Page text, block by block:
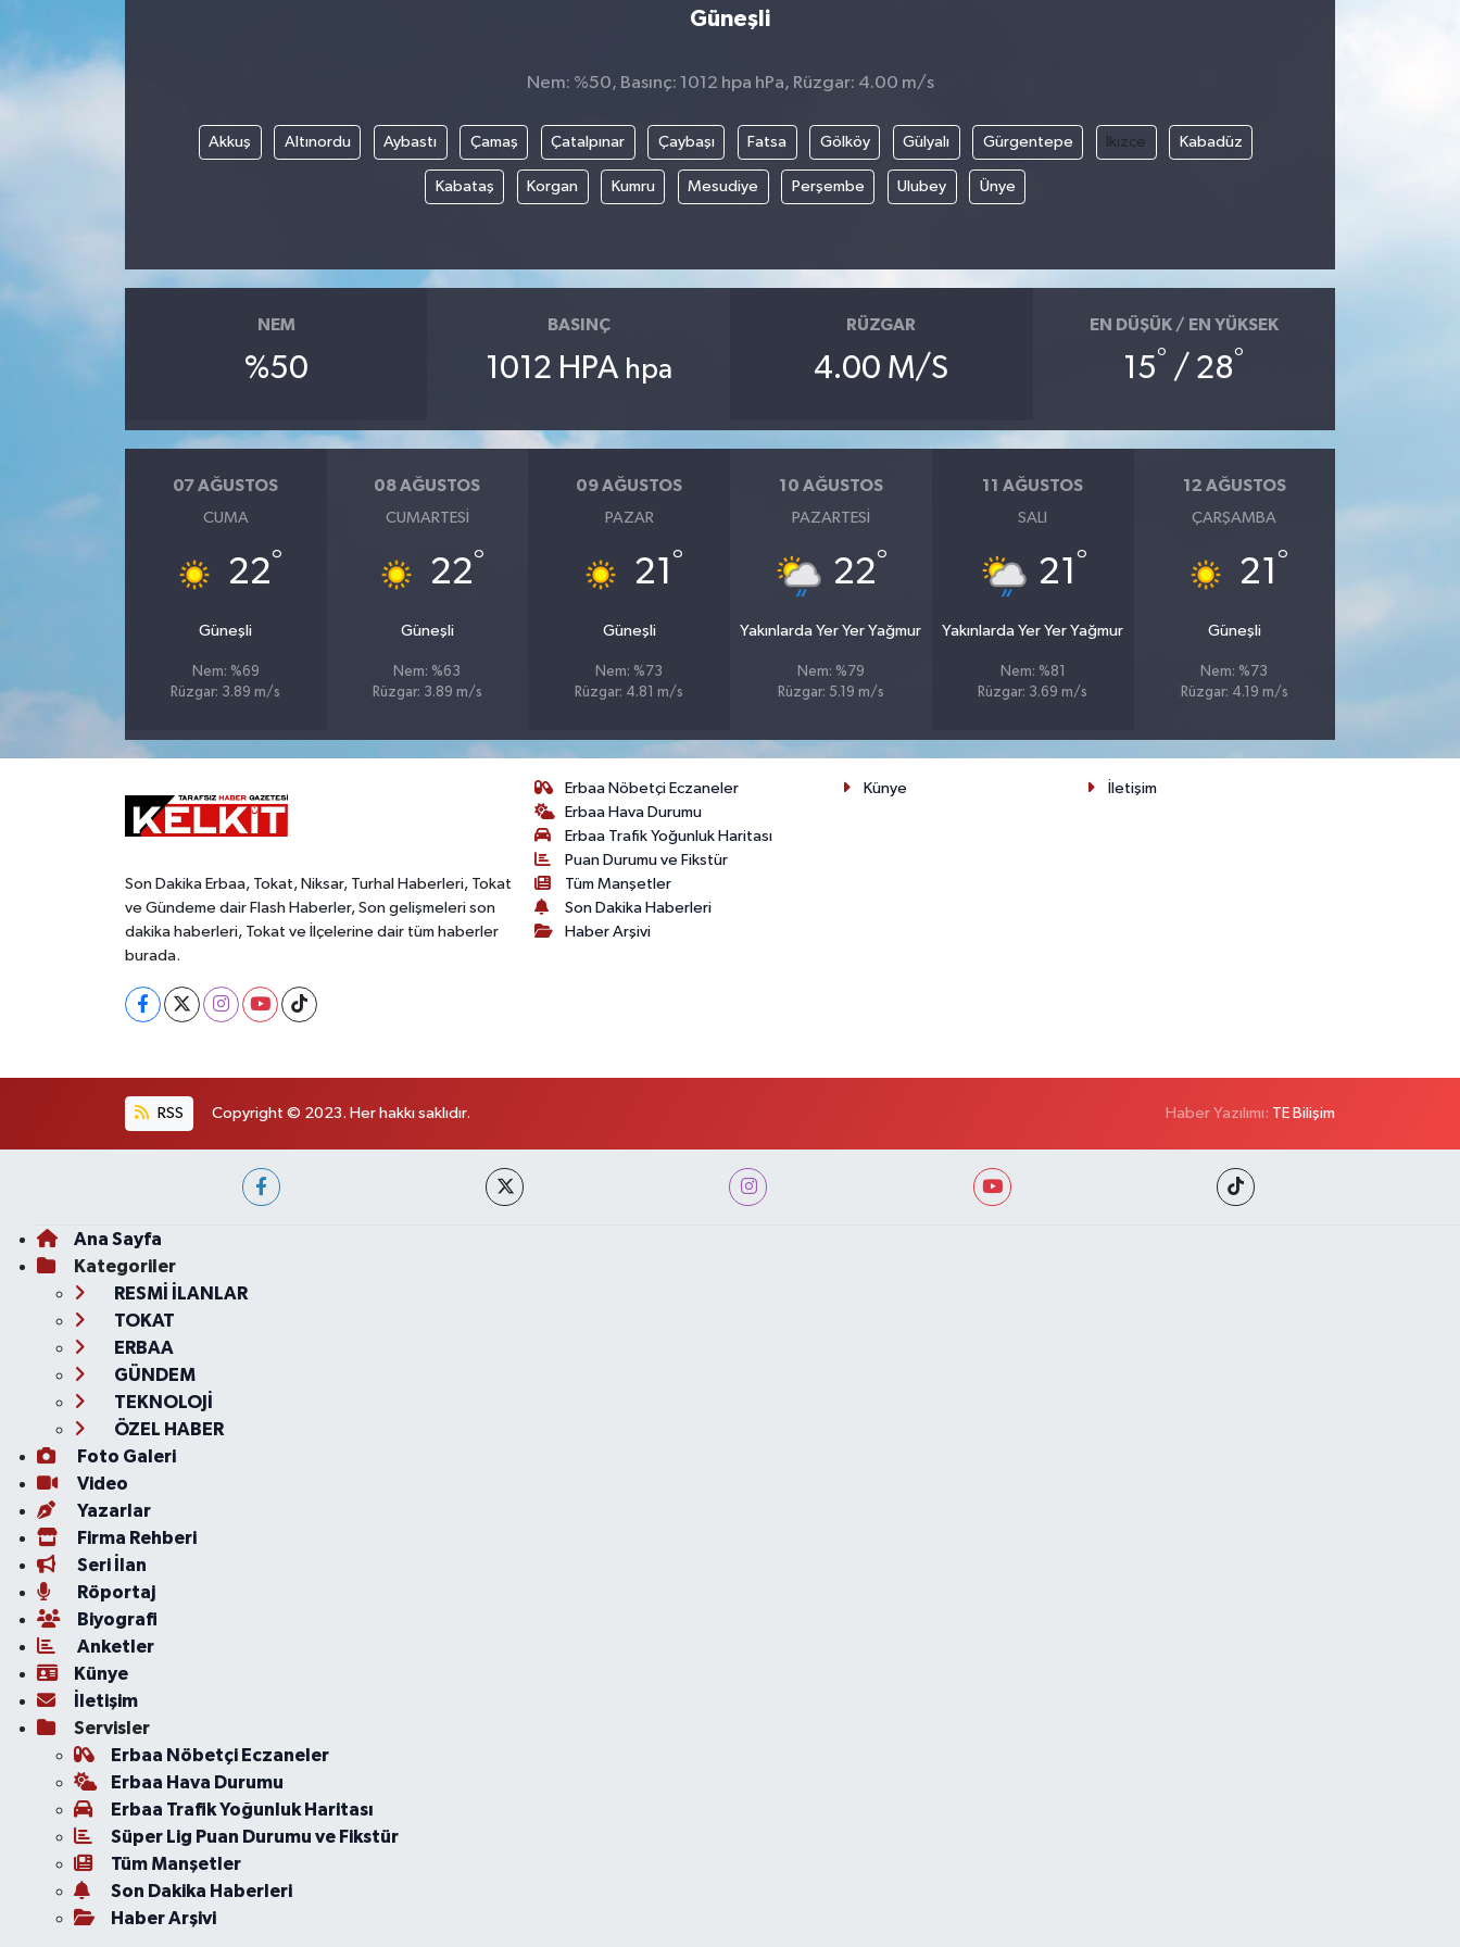
Güneşli
Nem: %50, Basınç: 1012 hpa hPa, Rüzgar: 4.00 m/s
Akkuş Altınordu Aybastı Çamaş Çatalpınar Çaybaşı Fatsa Gölköy Gülyalı Gürgentepe İkizce Kabadüz
Kabataş Korgan Kumru Mesudiye Perşembe Ulubey Ünye
NEM
%50
BASINÇ
1012 HPA hpa
RÜZGAR
4.00 M/S
EN DÜŞÜK / EN YÜKSEK
15° / 28°
07 AĞUSTOS
CUMA
22°
Güneşli
Nem: %69
Rüzgar: 3.89 m/s
08 AĞUSTOS
CUMARTESI
22°
Güneşli
Nem: %63
Rüzgar: 3.89 m/s
09 AĞUSTOS
PAZAR
21 °
Güneşli
Nem: %73
Rüzgar: 4.81 m/s
10 AĞUSTOS
PAZARTESI
22°
Yakınlarda Yer Yer Yağmur
Nem: %79
Rüzgar: 5.19 m/s
11 AĞUSTOS
SALI
21 °
Yakınlarda Yer Yer Yağmur
Nem: %81
Rüzgar: 3.69 m/s
12 AĞUSTOS
ÇARŞAMBA
21 °
Güneşli
Nem: %73
Rüzgar: 4.19 m/s
Son Dakika Erbaa, Tokat, Niksar, Turhal Haberleri, Tokat
ve Gündeme dair Flash Haberler, Son gelişmeleri son
dakika haberleri, Tokat ve İlçelerine dair tüm haberler
burada.
Erbaa Nöbetçi Eczaneler
Erbaa Hava Durumu
Erbaa Trafik Yoğunluk Haritası
Puan Durumu ve Fikstür
Tüm Manşetler
Son Dakika Haberleri
Haber Arşivi
Künye İletişim
RSS Copyright © 2023. Her hakkı saklıdır. Haber Yazılımı: TE Bilişim
Ana Sayfa
Kategoriler
RESMİ İLANLAR
TOKAT
ERBAA
GÜNDEM
TEKNOLOJİ
ÖZEL HABER
Foto Galeri
Video
Yazarlar
Firma Rehberi
Seri İlan
Röportaj
Biyografi
Anketler
Künye
İletişim
Servisler
Erbaa Nöbetçi Eczaneler
Erbaa Hava Durumu
Erbaa Trafik Yoğunluk Haritası
Süper Lig Puan Durumu ve Fikstür
Tüm Manşetler
Son Dakika Haberleri
Haber Arşivi